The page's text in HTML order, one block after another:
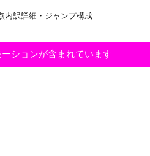
内訳詳細・ジャンプ構成
ションが含まれています